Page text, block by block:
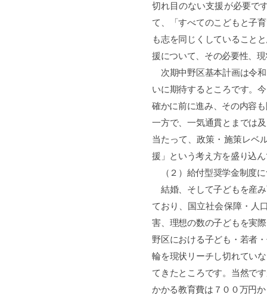
切れ目のない支援が必要で
て、「すべてのこどもと子
も志を同じくしていること
援について、その必要性、
次期中野区基本計画は令
いに期待するところです。
確かに前に進み、その内容
一方で、一気通貫とまでは
当たって、政策・施策レベ
援」という考え方を盛り込
（２）給付型奨学金制度に
結婚、そして子どもを産
ており、国立社会保障・人
害、理想の数の子どもを実
野区における子ども・若者
輪を現状リーチし切れてい
てきたところです。当然で
かかる教育費は７００万円